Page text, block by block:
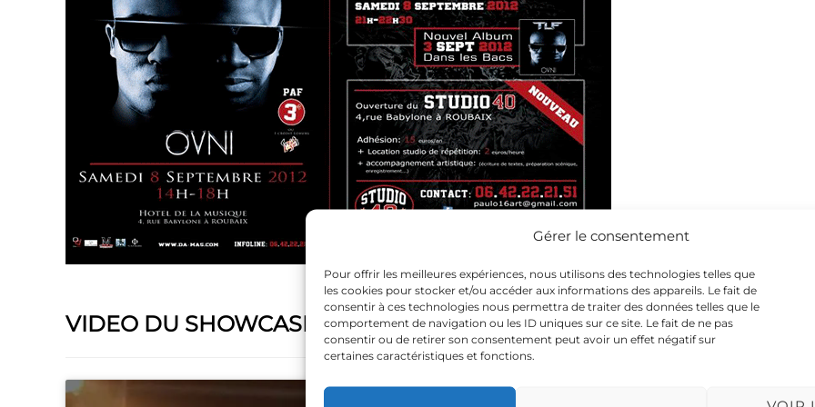
Gérer le consentement
Pour offrir les meilleures expériences, nous utilisons des technologies telles que
les cookies pour stocker et/ou accéder aux informations des appareils. Le fait de
consentir à ces technologies nous permettra de traiter des données telles que le
comportement de navigation ou les ID uniques sur ce site. Le fait de ne pas
consentir ou de retirer son consentement peut avoir un effet négatif sur
certaines caractéristiques et fonctions.
VIDEO DU SHOWCASE